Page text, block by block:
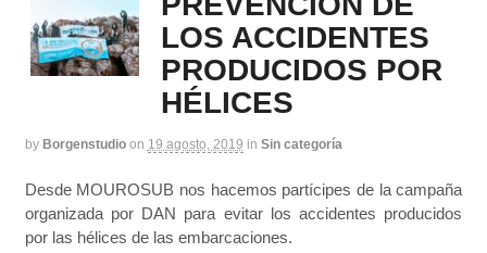
LOS ACCIDENTES
PRODUCIDOS POR
HÉLICES
by Borgenstudio on 19 agosto, 2019 in Sin categoría
Desde MOUROSUB nos hacemos partícipes de la campaña
organizada por DAN para evitar los accidentes producidos
por las hélices de las embarcaciones.